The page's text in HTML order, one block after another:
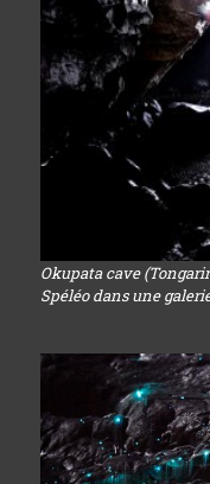
Okupata cave
Spéléo dans une